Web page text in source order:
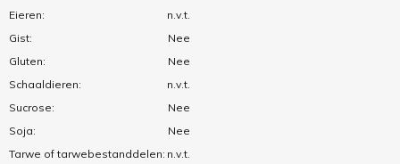
Eieren:
n.v.t.
Gist:
Nee
Gluten:
Nee
Schaaldieren:
n.v.t.
Sucrose:
Nee
Soja:
Nee
Tarwe of tarwebestanddelen: n.v.t.